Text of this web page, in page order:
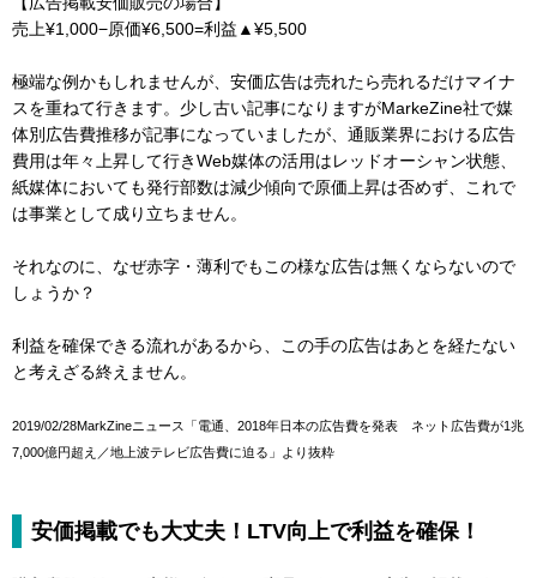
売上¥1,000−原価¥6,500=利益▲¥5,500
極端な例かもしれませんが、安価広告は売れたら売れるだけマイナ
スを重ねて行きます。少し古い記事になりますがMarkeZine社で媒
体別広告費推移が記事になっていましたが、通販業界における広告
費用は年々上昇して行きWeb媒体の活用はレッドオーシャン状態、
紙媒体においても発行部数は減少傾向で原価上昇は否めず、これで
は事業として成り立ちません。
それなのに、なぜ赤字・薄利でもこの様な広告は無くならないので
しょうか？
利益を確保できる流れがあるから、この手の広告はあとを経たない
と考えざる終えません。
2019/02/28MarkZineニュース「電通、2018年日本の広告費を発表 ネット広告費が1兆
7,000億円超え／地上波テレビ広告費に迫る」より抜粋
安価掲載でも大丈夫！LTV向上で利益を確保！